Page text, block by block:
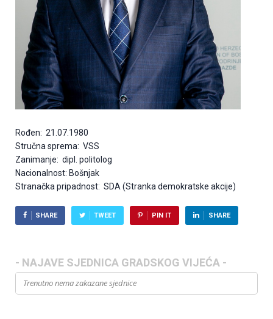
Rođen: 21.07.1980
Stručna sprema: VSS
Zanimanje: dipl. politolog
Nacionalnost: Bošnjak
Stranačka pripadnost: SDA (Stranka demokratske akcije)
SHARE TWEET PIN IT SHARE
- NAJAVE SJEDNICA GRADSKOG VIJEĆA -
Trenutno nema zakazane sjednice